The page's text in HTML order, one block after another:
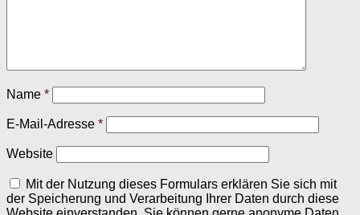
Name *
E-Mail-Adresse *
Website
Mit der Nutzung dieses Formulars erklären Sie sich mit
der Speicherung und Verarbeitung Ihrer Daten durch diese